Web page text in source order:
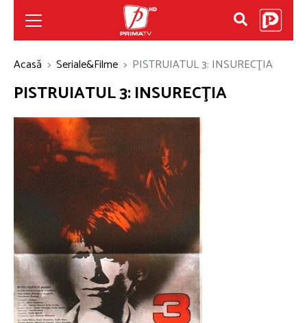
Acasă Seriale&Filme PISTRUIATUL 3: INSURECŢIA
PISTRUIATUL 3: INSURECŢIA